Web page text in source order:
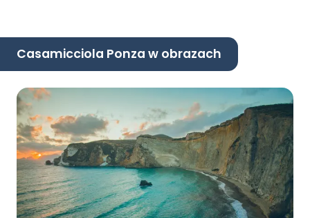
Casamicciola Ponza w obrazach